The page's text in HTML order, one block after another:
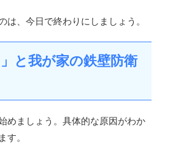
、今日で終わりにしましょう。
と我が家の鉄壁防衛
めましょう。具体的な原因がわか
す。